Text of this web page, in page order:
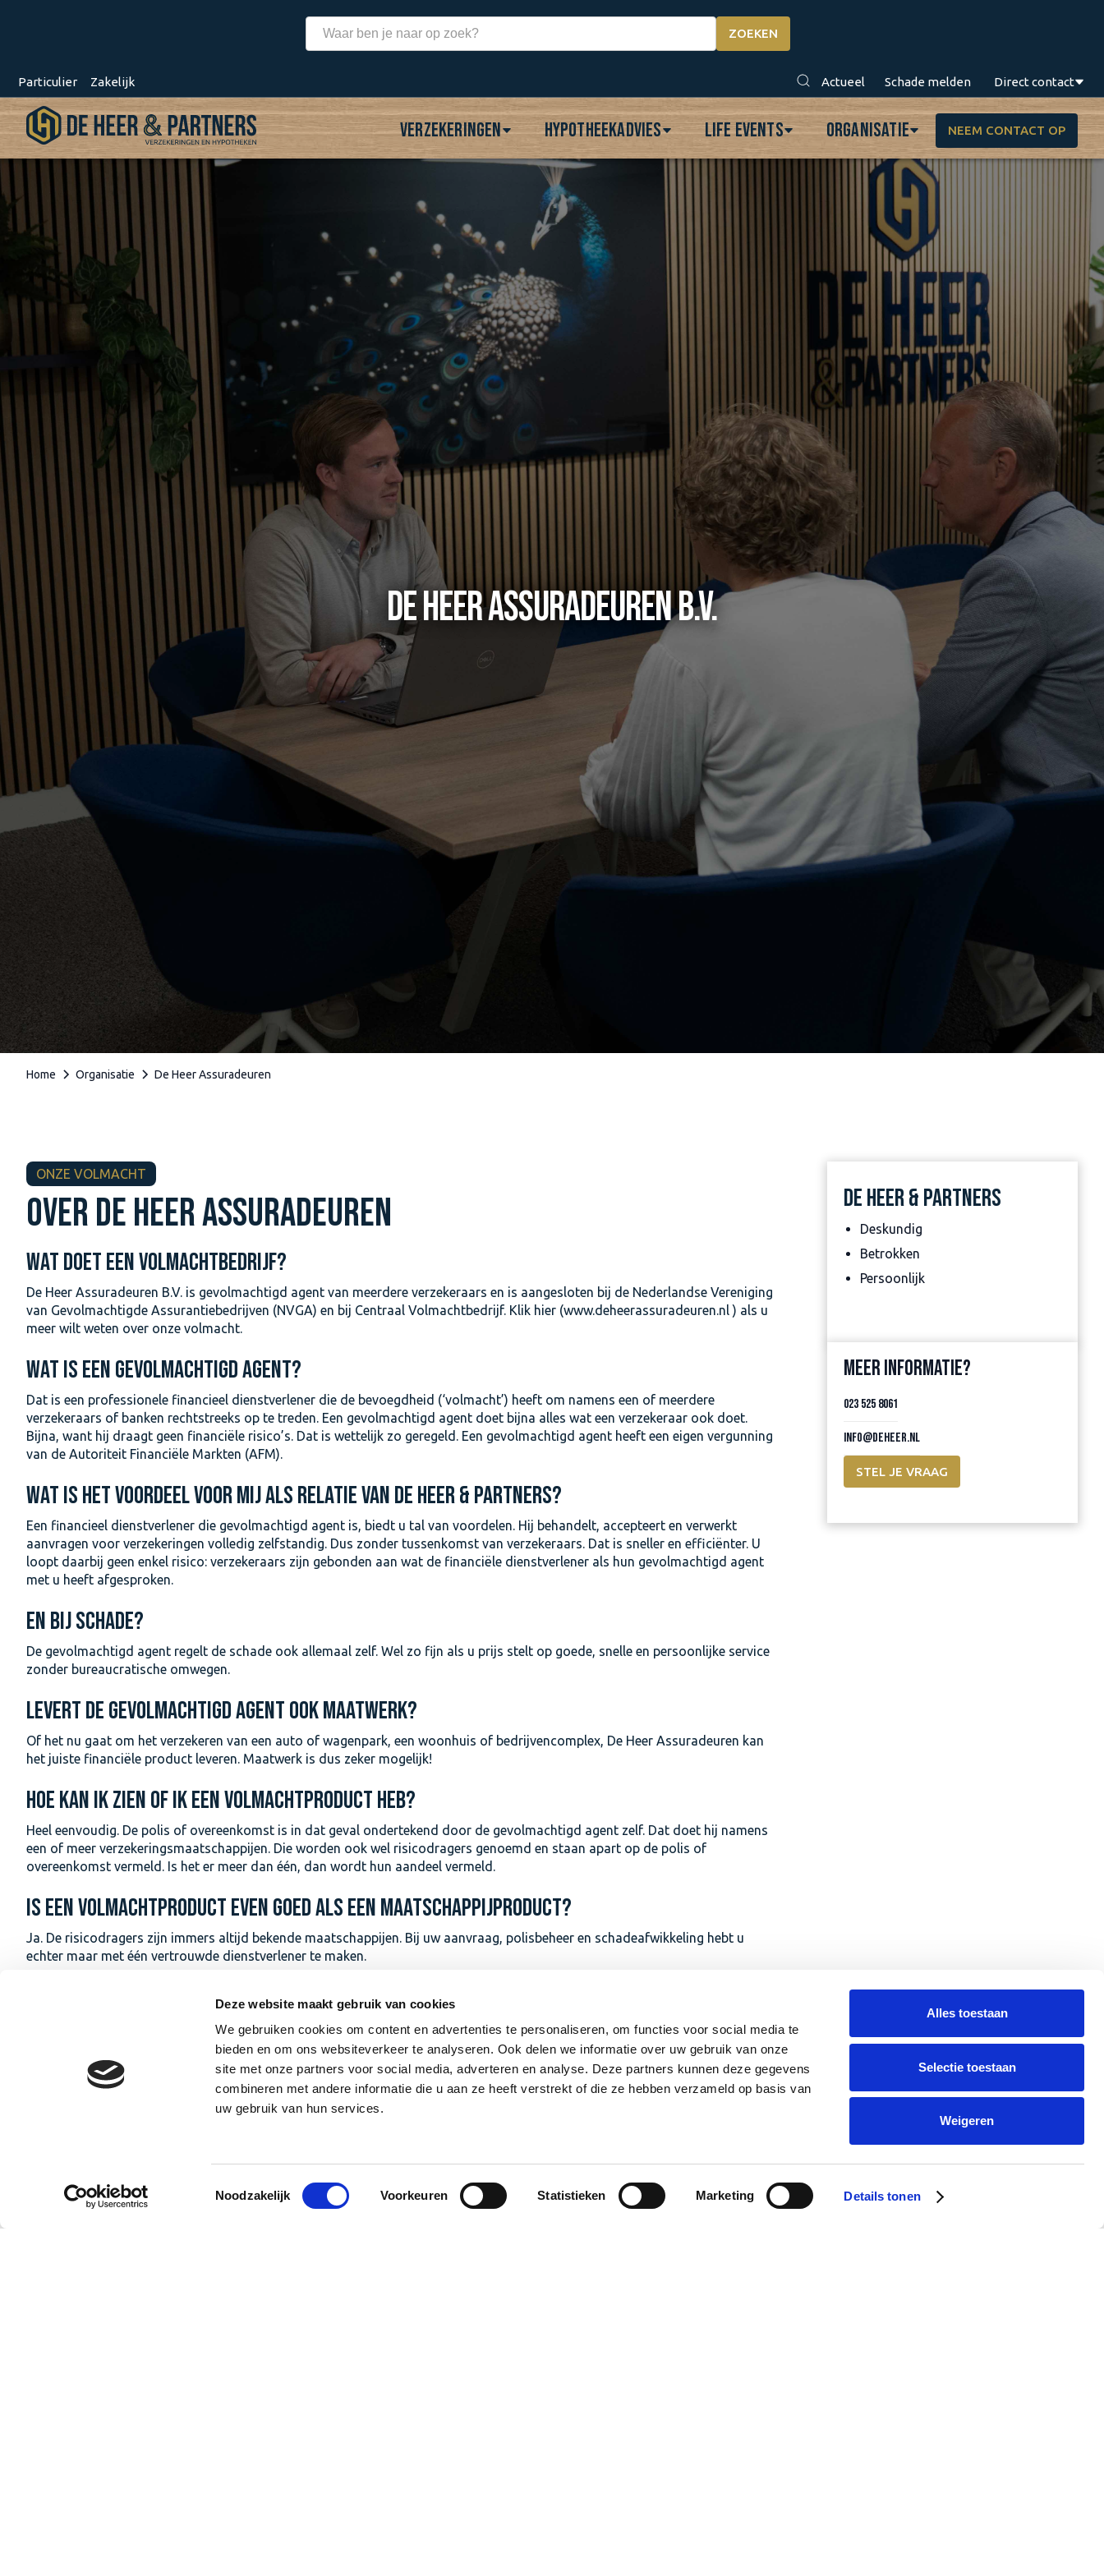
Deze website maakt gebruik van cookies
We gebruiken cookies om content en advertenties te personaliseren, om functies voor social media te
bieden en om ons websiteverkeer te analyseren. Ook delen we informatie over uw gebruik van onze
site met onze partners voor social media, adverteren en analyse. Deze partners kunnen deze gegevens
combineren met andere informatie die u aan ze heeft verstrekt of die ze hebben verzameld op basis van
uw gebruik van hun services.
Toestemmingsselectie
Noodzakelijk Voorkeuren Statistieken Marketing Details tonen
Alles toestaan
Selectie toestaan
Weigeren
Particulier Zakelijk Actueel Schade melden Direct contact
Verzekeringen Hypotheekadvies Life events Organisatie NEEM CONTACT OP
DE HEER ASSURADEUREN B.V.
Home Organisatie De Heer Assuradeuren
ONZE VOLMACHT
OVER DE HEER ASSURADEUREN
WAT DOET EEN VOLMACHTBEDRIJF?
De Heer Assuradeuren B.V. is gevolmachtigd agent van meerdere verzekeraars en is aangesloten bij de Nederlandse Vereniging
van Gevolmachtigde Assurantiebedrijven (NVGA) en bij Centraal Volmachtbedrijf. Klik hier (www.deheerassuradeuren.nl ) als u
meer wilt weten over onze volmacht.
WAT IS EEN GEVOLMACHTIGD AGENT?
Dat is een professionele financieel dienstverlener die de bevoegdheid (‘volmacht’) heeft om namens een of meerdere
verzekeraars of banken rechtstreeks op te treden. Een gevolmachtigd agent doet bijna alles wat een verzekeraar ook doet.
Bijna, want hij draagt geen financiële risico’s. Dat is wettelijk zo geregeld. Een gevolmachtigd agent heeft een eigen vergunning
van de Autoriteit Financiële Markten (AFM).
WAT IS HET VOORDEEL VOOR MIJ ALS RELATIE VAN DE HEER & PARTNERS?
Een financieel dienstverlener die gevolmachtigd agent is, biedt u tal van voordelen. Hij behandelt, accepteert en verwerkt
aanvragen voor verzekeringen volledig zelfstandig. Dus zonder tussenkomst van verzekeraars. Dat is sneller en efficiënter. U
loopt daarbij geen enkel risico: verzekeraars zijn gebonden aan wat de financiële dienstverlener als hun gevolmachtigd agent
met u heeft afgesproken.
EN BIJ SCHADE?
De gevolmachtigd agent regelt de schade ook allemaal zelf. Wel zo fijn als u prijs stelt op goede, snelle en persoonlijke service
zonder bureaucratische omwegen.
LEVERT DE GEVOLMACHTIGD AGENT OOK MAATWERK?
Of het nu gaat om het verzekeren van een auto of wagenpark, een woonhuis of bedrijvencomplex, De Heer Assuradeuren kan
het juiste financiële product leveren. Maatwerk is dus zeker mogelijk!
HOE KAN IK ZIEN OF IK EEN VOLMACHTPRODUCT HEB?
Heel eenvoudig. De polis of overeenkomst is in dat geval ondertekend door de gevolmachtigd agent zelf. Dat doet hij namens
een of meer verzekeringsmaatschappijen. Die worden ook wel risicodragers genoemd en staan apart op de polis of
overeenkomst vermeld. Is het er meer dan één, dan wordt hun aandeel vermeld.
IS EEN VOLMACHTPRODUCT EVEN GOED ALS EEN MAATSCHAPPIJPRODUCT?
Ja. De risicodragers zijn immers altijd bekende maatschappijen. Bij uw aanvraag, polisbeheer en schadeafwikkeling hebt u
echter maar met één vertrouwde dienstverlener te maken.
MOET IK EEN GEVOLMACHTIGD AGENT EXTRA BETALEN VOOR ZIJN DIENSTEN?
Nee. Gevolmachtigd agenten nemen verzekeraars en banken veel werk uit handen. Daarvoor ontvangen zij van deze partijen een
aparte vergoeding. U betaalt niets extra’s.
HOE ONAFHANKELIJK IS DE HEER ASSURADEUREN?
De Heer Assuradeuren heeft een volmacht van diverse verzekeraars. Daar kunnen wij zelfstandig voor optreden. Maar we zijn
CENTRAAL VOLMACHTBEDRIJF B.V.
DE HEER & PARTNERS
Deskundig
Betrokken
Persoonlijk
MEER INFORMATIE?
023 525 8061
info@deheer.nl
STEL JE VRAAG